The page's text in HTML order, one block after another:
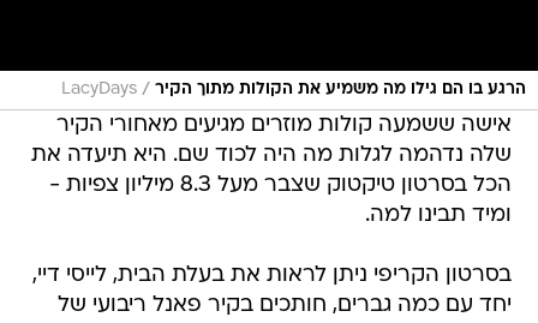
הרגע בו הם גילו מה משמיע את הקולות מתוך הקיר /
LacyDays
אישה ששמעה קולות מוזרים מגיעים מאחורי הקיר
שלה נדהמה לגלות מה היה לכוד שם. היא תיעדה את
הכל בסרטון טיקטוק שצבר מעל 8.3 מיליון צפיות -
ומיד תבינו למה.
בסרטון הקריפי ניתן לראות את בעלת הבית, לייסי דיי,
יחד עם כמה גברים, חותכים בקיר פאנל ריבועי של